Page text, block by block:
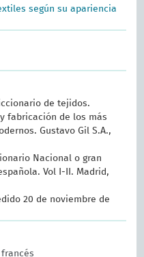
según su apariencia
de tejidos.
fabricación de los más
Gustavo Gil S.A.,
Nacional o gran
Vol I-II. Madrid,
20 de noviembre de
francés